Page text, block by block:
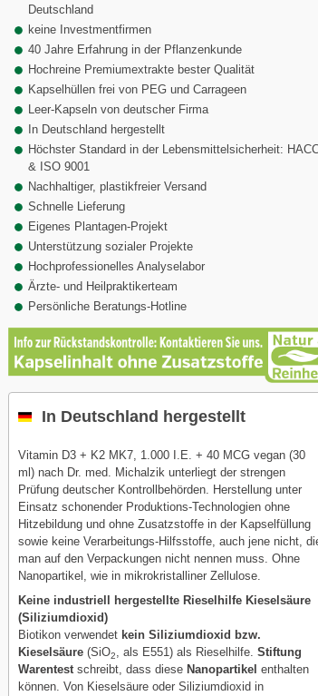
Deutschland
keine Investmentfirmen
40 Jahre Erfahrung in der Pflanzenkunde
Hochreine Premiumextrakte bester Qualität
Kapselhüllen frei von PEG und Carrageen
Leer-Kapseln von deutscher Firma
In Deutschland hergestellt
Höchster Standard in der Lebensmittelsicherheit:
& ISO 9001
Nachhaltiger, plastikfreier Versand
Schnelle Lieferung
Eigenes Plantagen-Projekt
Unterstützung sozialer Projekte
Hochprofessionelles Analyselabor
Ärzte- und Heilpraktikerteam
Persönliche Beratungs-Hotline
In Deutschland hergestellt
Vitamin D3 + K2 MK7, 1.000 I.E. + 40 MCG vegan (30
ml) nach Dr. med. Michalzik unterliegt der strengen
Prüfung deutscher Kontrollbehörden. Herstellung unter
Einsatz schonender Produktions-Technologien ohne
Hitzebildung und ohne Zusatzstoffe in der Kapselfüllung
sowie keine Verarbeitungs-Hilfsstoffe, auch jene nicht,
man auf den Verpackungen nicht nennen muss. Ohne
Nanopartikel, wie in mikrokristalliner Zellulose.
Keine industriell hergestellte Rieselhilfe Kieselsäure
(Siliziumdioxid)
Biotikon verwendet kein Siliziumdioxid bzw.
Kieselsäure (SiO2, als E551) als Rieselhilfe.Stiftung
Warentestschreibt, dass diese Nanopartikel enthalten
können. Von Kieselsäure oder Siliziumdioxid in